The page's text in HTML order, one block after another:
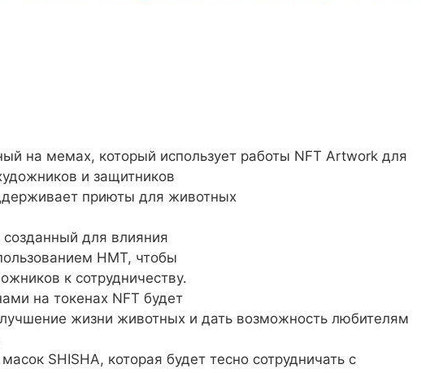
на мемах, который использует работы NFT Artwork для
и защитников
приюты для животных
для влияния
НМТ, чтобы
к сотрудничеству.
на токенах NFT будет
жизни животных и дать возможность любителям
SHISHA, которая будет тесно сотрудничать с